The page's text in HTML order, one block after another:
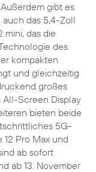
gibt es
auch das 5,4-Zoll
mini, das die
des
kompakten
und gleichzeitig
großes
All-Screen Display
bieten beide
5G-
12 Pro Max und
ab sofort
ab 13. November